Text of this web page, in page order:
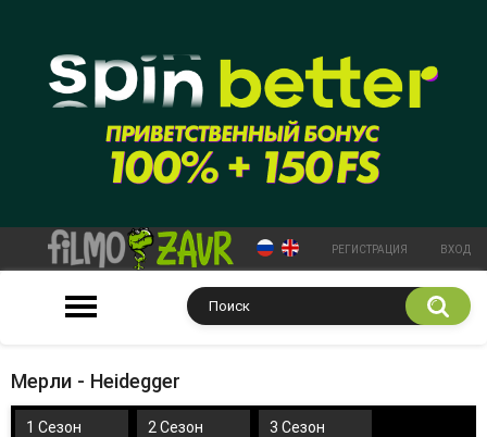
РЕГИСТРАЦИЯ ВХОД
Мерли - Heidegger
1 Сезон 2 Сезон 3 Сезон